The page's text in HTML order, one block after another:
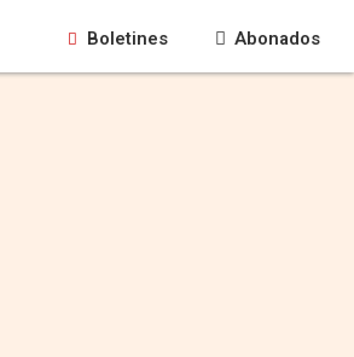
Boletines Abonados